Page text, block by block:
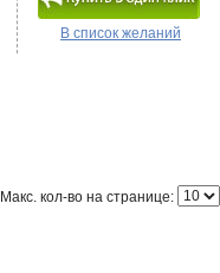
В список желаний
Макс. кол-во на странице: